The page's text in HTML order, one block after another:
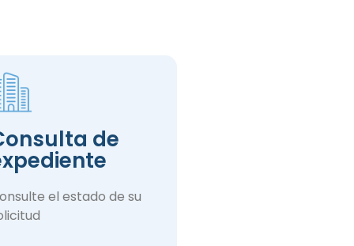
de
el estado de su